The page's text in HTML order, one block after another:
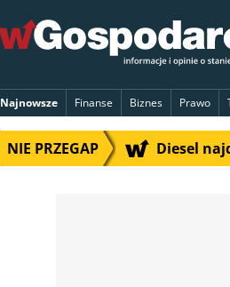
Najnowsze Finanse Biznes Prawo
NIE PRZEGAP Diesel